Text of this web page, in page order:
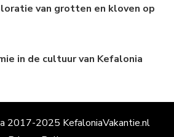
van grotten en kloven op
in de cultuur van Kefalonia
2017-2025 KefaloniaVakantie.nl